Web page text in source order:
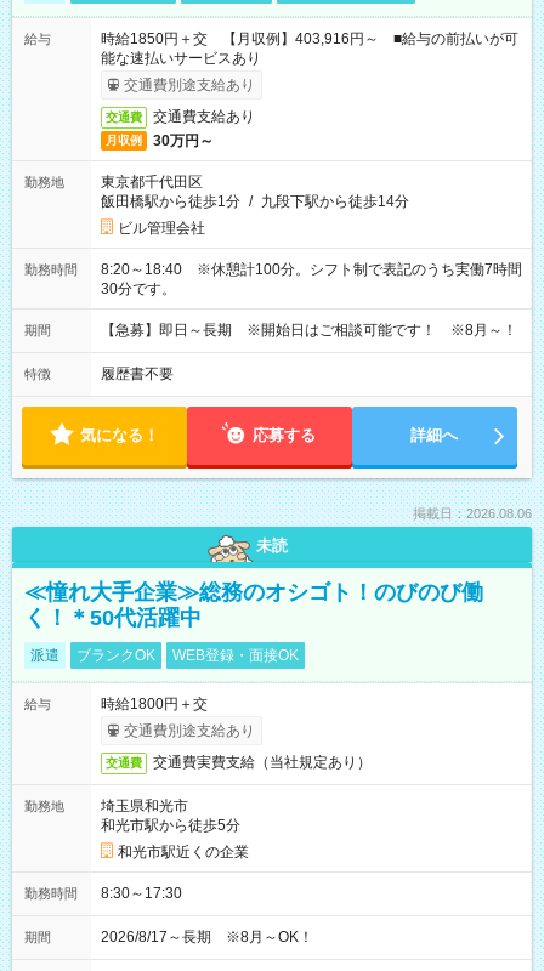
給与
時給1850円＋交 【月収例】403,916円～ ■給与の前払いが可
能な速払いサービスあり
交通費別途支給あり
交通費 交通費支給あり
月収例 30万円～
勤務地
東京都千代田区
飯田橋駅から徒歩1分 / 九段下駅から徒歩14分
ビル管理会社
勤務時間
8:20～18:40 ※休憩計100分。シフト制で表記のうち実働7時間
30分です。
期間 【急募】即日～長期 ※開始日はご相談可能です！ ※8月～！
特徴 履歴書不要
気になる！ 応募する 詳細へ
掲載日：2026.08.06
未読
≪憧れ大手企業≫総務のオシゴト！のびのび働
く！＊50代活躍中
派遣 ブランクOK WEB登録・面接OK
給与
時給1800円＋交
交通費別途支給あり
交通費 交通費実費支給（当社規定あり）
勤務地
埼玉県和光市
和光市駅から徒歩5分
和光市駅近くの企業
勤務時間 8:30～17:30
期間 2026/8/17～長期 ※8月～OK！